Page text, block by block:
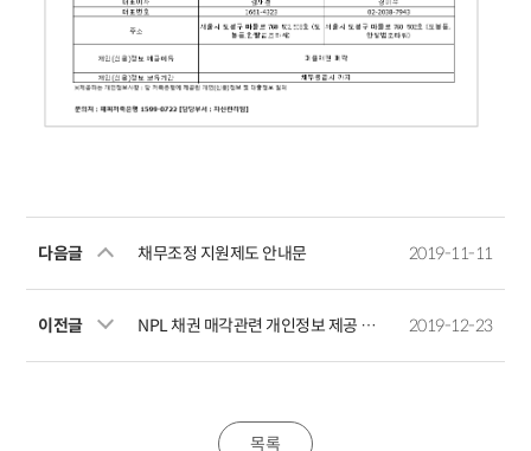
다음글 채무조정 지원제도 안내문 2019-11-11
이전글 NPL 채권 매각관련 개인정보 제공 예정 사실 공지 2019-12-23
목록